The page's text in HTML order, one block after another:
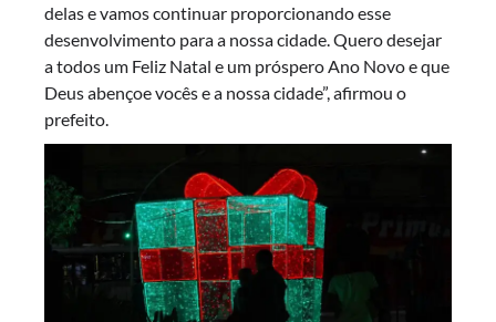
delas e vamos continuar proporcionando esse
desenvolvimento para a nossa cidade. Quero desejar
a todos um Feliz Natal e um próspero Ano Novo e que
Deus abençoe vocês e a nossa cidade”, afirmou o
prefeito.